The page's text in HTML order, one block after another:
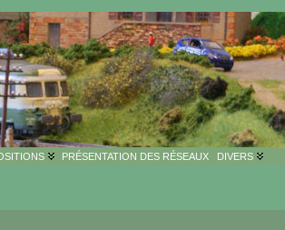
PRÉSENTATION DES RÉSEAUX DIVERS